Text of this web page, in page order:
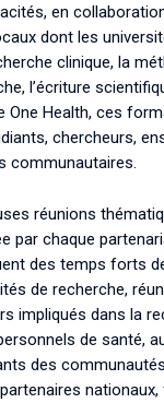
en
dont les
clinique, la
l’écriture
One Health, ces
chercheurs,
communautaires.
réunions
par chaque
des temps forts
de recherche,
impliqués dans la
de santé,
des